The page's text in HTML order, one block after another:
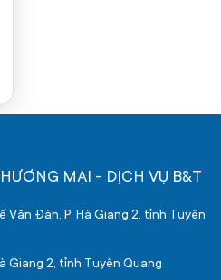
MẠI - DỊCH VỤ B&T
Văn Đàn, P. Hà Giang 2, tỉnh Tuyên
Giang 2, tỉnh Tuyên Quang